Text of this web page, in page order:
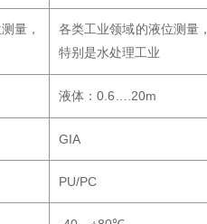
量，
各类工业领域的液位测量，
特别是水处理工业
液体： 0.6….20m
GIA
PU/PC